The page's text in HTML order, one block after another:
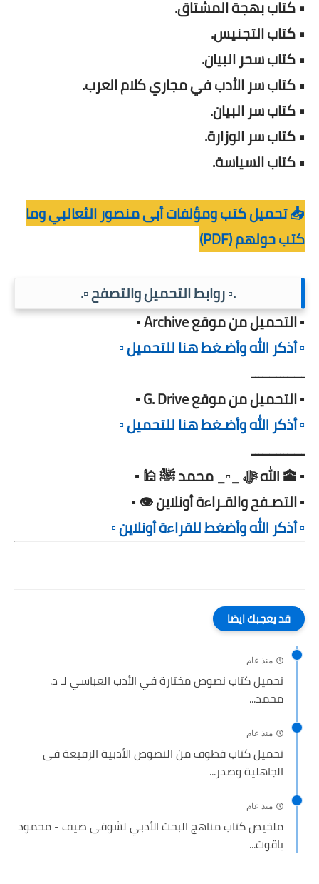
• كتاب بهجة المشتاق.
• كتاب التجنيس.
• كتاب سحر البيان.
• كتاب سر الأدب في مجاري كلام العرب.
• كتاب سر البيان.
• كتاب سر الوزارة.
• كتاب السياسة.
📥 تحميل كتب ومؤلفات أبى منصور الثعالبي وما
كتب حولهم (PDF)
.▫️ روابط التحميل والتصفح ▫️.
▪️ التحميل من موقع Archive ▪️
▫️ أذكر الله وأضـغط هنا للتحميل ▫️
ـــــــــــــــ
▪️ التحميل من موقع G. Drive ▪️
▫️ أذكر الله وأضـغط هنا للتحميل ▫️
ـــــــــــــــ
▪️ 🕋 الله ﷻ _▫️_ محمد ﷺ 🕌 ▪️
▪️ التصـفح والقـراءة أونلاين 👁️ ▪️
▫️ أذكر الله وأضغط للقراءة أونلاين ▫️
قد يعجبك ايضا
منذ عام
تحميل كتاب نصوص مختارة في الأدب العباسي لـ د.
محمد...
منذ عام
تحميل كتاب قطوف من النصوص الأدبية الرفيعة فى
الجاهلية وصدر...
منذ عام
ملخيص كتاب مناهج البحث الأدبي لشوقى ضيف - محمود
ياقوت...